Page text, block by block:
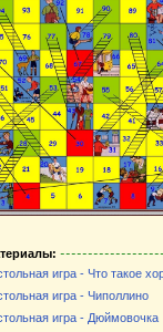
игра - Что такое
игра - Чиполлино
игра - Дюймовочка